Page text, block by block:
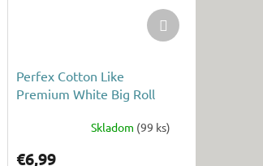
Perfex Cotton Like
Premium White Big Roll
Skladom (99 ks)
€6,99
Ďalší
produkt